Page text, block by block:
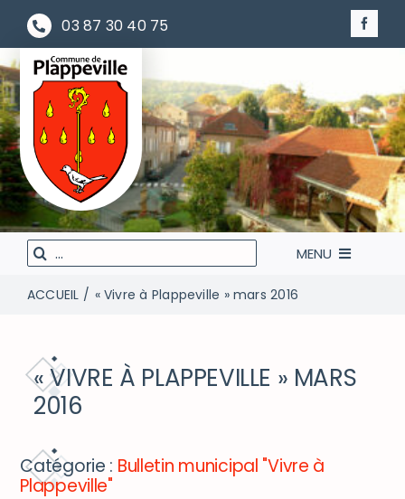
Passer
contenu
03 87 30 40 75
Rechercher
:
MENU
LA MAIRIE À VOTRE SERVICE
VIVEZ VOTRE VILLE
DÉCOUVRIR ET BOUGER
ACCÈS RAPIDE
ACCUEIL « Vivre à Plappeville » mars 2016
« VIVRE À PLAPPEVILLE » MARS
2016
Catégorie : Bulletin municipal "Vivre à
Plappeville"